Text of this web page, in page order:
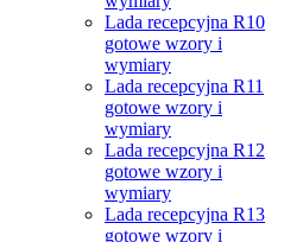
Lada recepcyjna R10
gotowe wzory i
wymiary
Lada recepcyjna R11
gotowe wzory i
wymiary
Lada recepcyjna R12
gotowe wzory i
wymiary
Lada recepcyjna R13
gotowe wzory i